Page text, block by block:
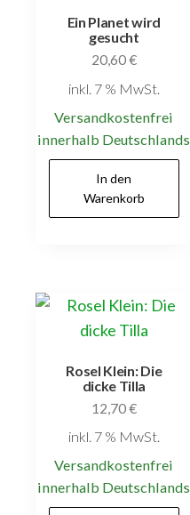
Ein Planet wird
gesucht
20,60€
inkl. 7 % MwSt.
Versandkostenfrei
innerhalb Deutschlands
In den
Warenkorb
Rosel Klein: Die
dicke Tilla
12,70€
inkl. 7 % MwSt.
Versandkostenfrei
innerhalb Deutschlands